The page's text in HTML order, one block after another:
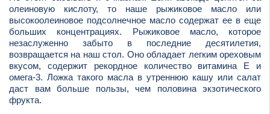
олеиновую кислоту, то наше рыжиковое масло или
высокоолеиновое подсолнечное масло содержат ее в еще
больших концентрациях. Рыжиковое масло, которое
незаслуженно забыто в последние десятилетия,
возвращается на наш стол. Оно обладает легким ореховым
вкусом, содержит рекордное количество витамина Е и
омега-3. Ложка такого масла в утреннюю кашу или салат
даст вам больше пользы, чем половина экзотического
фрукта.